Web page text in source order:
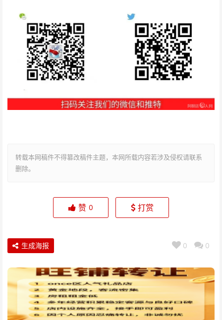
转载本网稿件不得篡改稿件主题，本网所载内容若涉及侵权请联系
删除。
赞 0 打赏
0 0
生成海报